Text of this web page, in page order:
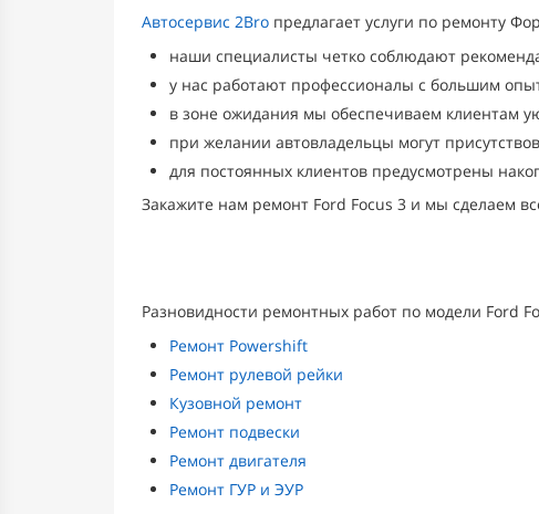
Автосервис 2Bro предлагает услуги по ремонту
наши специалисты четко соблюдают
у нас работают профессионалы с большим
в зоне ожидания мы обеспечиваем клиентам
при желании автовладельцы могут
для постоянных клиентов предусмотрены
Закажите нам ремонт Ford Focus 3 и мы сделаем
Разновидности ремонтных работ по модели Ford
Ремонт Powershift
Ремонт рулевой рейки
Кузовной ремонт
Ремонт подвески
Ремонт двигателя
Ремонт ГУР и ЭУР